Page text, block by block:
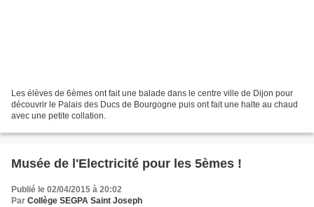
Les élèves de 6èmes ont fait une balade dans le centre ville de Dijon pour
découvrir le Palais des Ducs de Bourgogne puis ont fait une halte au chaud
avec une petite collation.
Musée de l'Electricité pour les 5èmes !
Publié le 02/04/2015 à 20:02
Par Collège SEGPA Saint Joseph